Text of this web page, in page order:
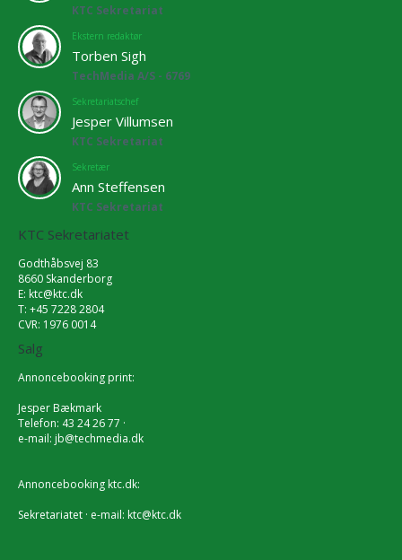
KTC Sekretariat
Ekstern redaktør
Torben Sigh
TechMedia A/S - 6769
Sekretariatschef
Jesper Villumsen
KTC Sekretariat
Sekretær
Ann Steffensen
KTC Sekretariat
KTC Sekretariatet
Godthåbsvej 83
8660 Skanderborg
E: ktc@ktc.dk
T: +45 7228 2804
CVR: 1976 0014
Salg
Annoncebooking print:
Jesper Bækmark
Telefon: 43 24 26 77 ·
e-mail: jb@techmedia.dk
Annoncebooking ktc.dk:
Sekretariatet · e-mail: ktc@ktc.dk